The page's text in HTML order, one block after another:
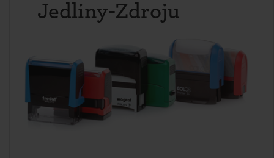
Jedliny-Zdroju